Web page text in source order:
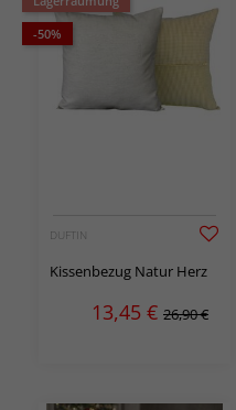
-50%
DUFTIN
Kissenbezug Natur Herz
13,45 € 26,90 €